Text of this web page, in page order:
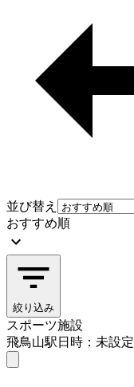
並び替え
おすすめ順
絞り込み
スポーツ施設
飛鳥山駅日時：未設定